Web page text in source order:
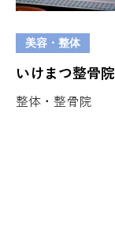
いけまつ整骨院
整体・整骨院
美容・整体